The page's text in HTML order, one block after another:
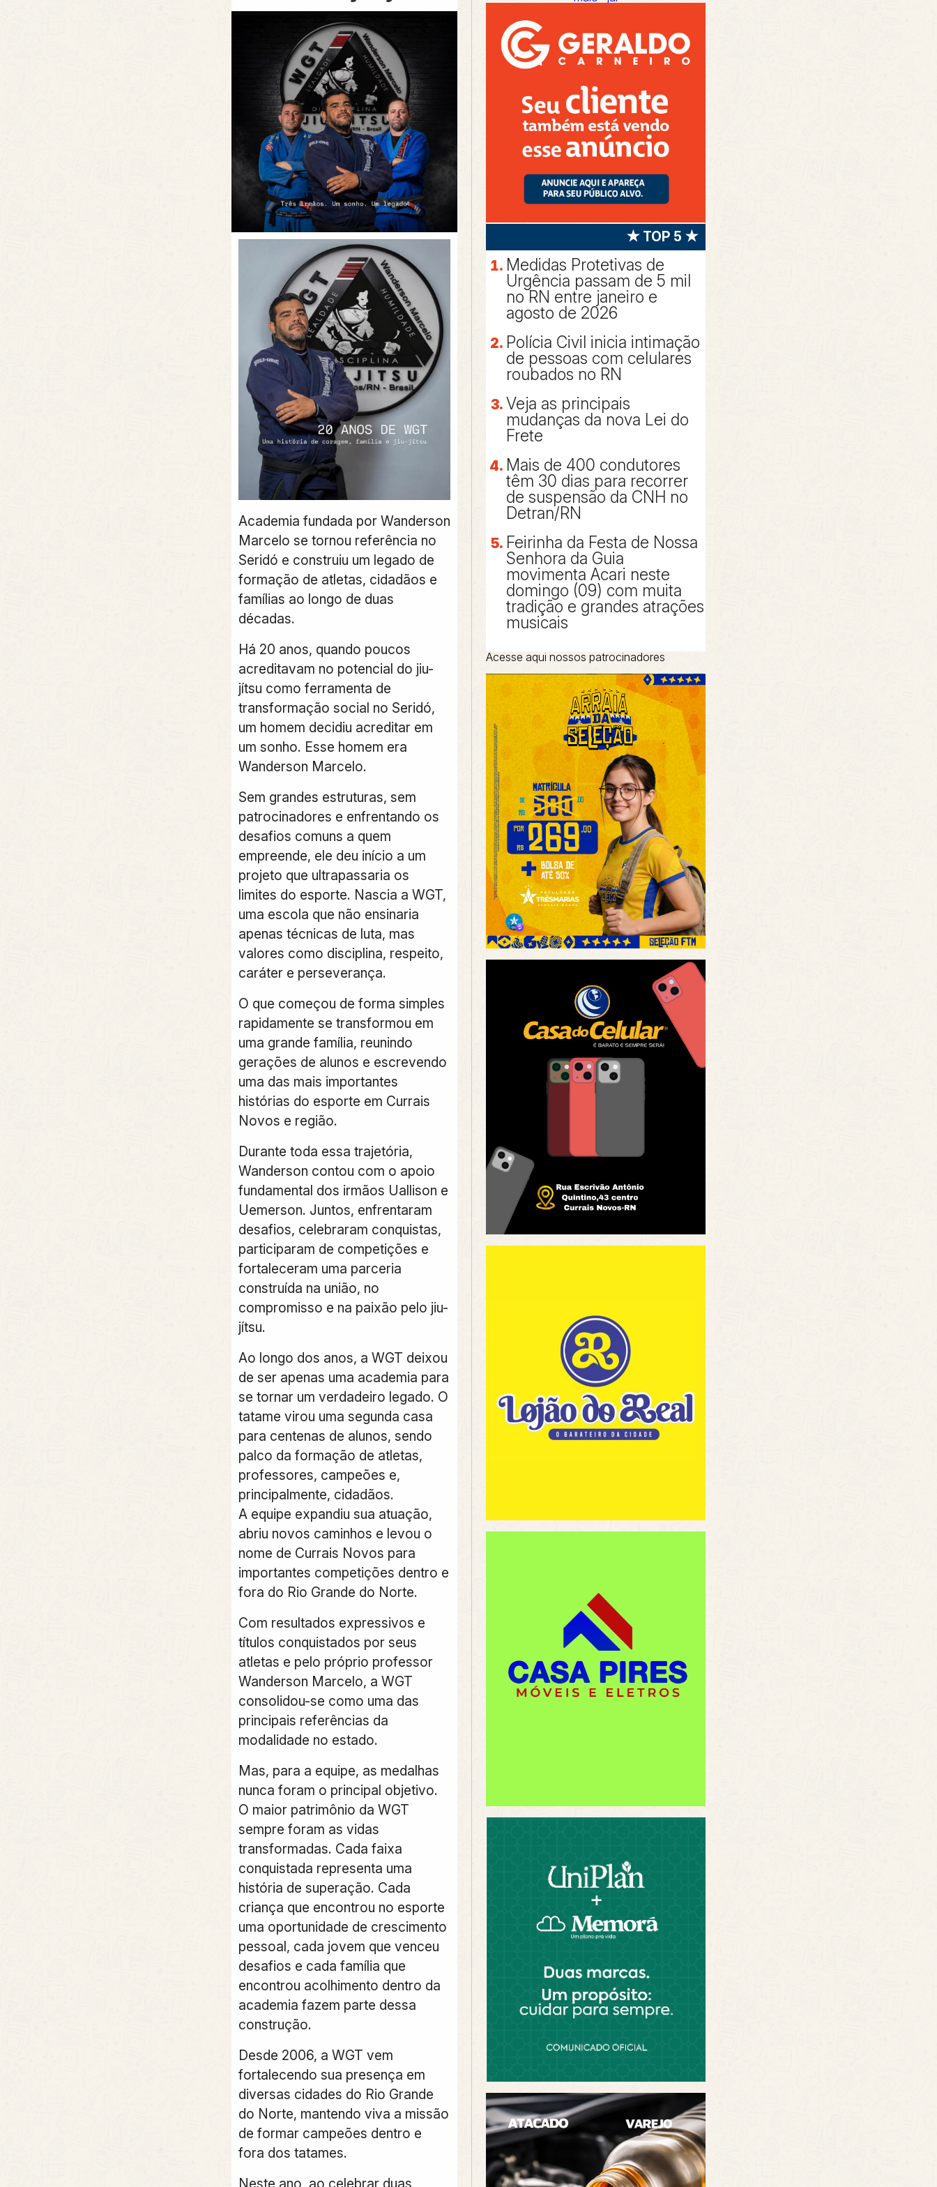
Academia fundada por Wanderson
Marcelo se tornou referência no
Seridó e construiu um legado de
formação de atletas, cidadãos e
famílias ao longo de duas
décadas.
Há 20 anos, quando poucos
acreditavam no potencial do jiu-
jítsu como ferramenta de
transformação social no Seridó,
um homem decidiu acreditar em
um sonho. Esse homem era
Wanderson Marcelo.
Sem grandes estruturas, sem
patrocinadores e enfrentando os
desafios comuns a quem
empreende, ele deu início a um
projeto que ultrapassaria os
limites do esporte. Nascia a WGT,
uma escola que não ensinaria
apenas técnicas de luta, mas
valores como disciplina, respeito,
caráter e perseverança.
O que começou de forma simples
rapidamente se transformou em
uma grande família, reunindo
gerações de alunos e escrevendo
uma das mais importantes
histórias do esporte em Currais
Novos e região.
Durante toda essa trajetória,
Wanderson contou com o apoio
fundamental dos irmãos Uallison e
Uemerson. Juntos, enfrentaram
desafios, celebraram conquistas,
participaram de competições e
fortaleceram uma parceria
construída na união, no
compromisso e na paixão pelo jiu-
jítsu.
Ao longo dos anos, a WGT deixou
de ser apenas uma academia para
se tornar um verdadeiro legado. O
tatame virou uma segunda casa
para centenas de alunos, sendo
palco da formação de atletas,
professores, campeões e,
principalmente, cidadãos.
A equipe expandiu sua atuação,
abriu novos caminhos e levou o
nome de Currais Novos para
importantes competições dentro e
fora do Rio Grande do Norte.
Com resultados expressivos e
títulos conquistados por seus
atletas e pelo próprio professor
Wanderson Marcelo, a WGT
consolidou-se como uma das
principais referências da
modalidade no estado.
Mas, para a equipe, as medalhas
nunca foram o principal objetivo.
O maior patrimônio da WGT
sempre foram as vidas
transformadas. Cada faixa
conquistada representa uma
história de superação. Cada
criança que encontrou no esporte
uma oportunidade de crescimento
pessoal, cada jovem que venceu
desafios e cada família que
encontrou acolhimento dentro da
academia fazem parte dessa
construção.
Desde 2006, a WGT vem
fortalecendo sua presença em
diversas cidades do Rio Grande
do Norte, mantendo viva a missão
de formar campeões dentro e
fora dos tatames.
Neste ano, ao celebrar duas
★ TOP 5 ★
Medidas Protetivas de
Urgência passam de 5 mil
no RN entre janeiro e
agosto de 2026
Polícia Civil inicia intimação
de pessoas com celulares
roubados no RN
Veja as principais
mudanças da nova Lei do
Frete
Mais de 400 condutores
têm 30 dias para recorrer
de suspensão da CNH no
Detran/RN
Feirinha da Festa de Nossa
Senhora da Guia
movimenta Acari neste
domingo (09) com muita
tradição e grandes atrações
musicais
Acesse aqui nossos patrocinadores